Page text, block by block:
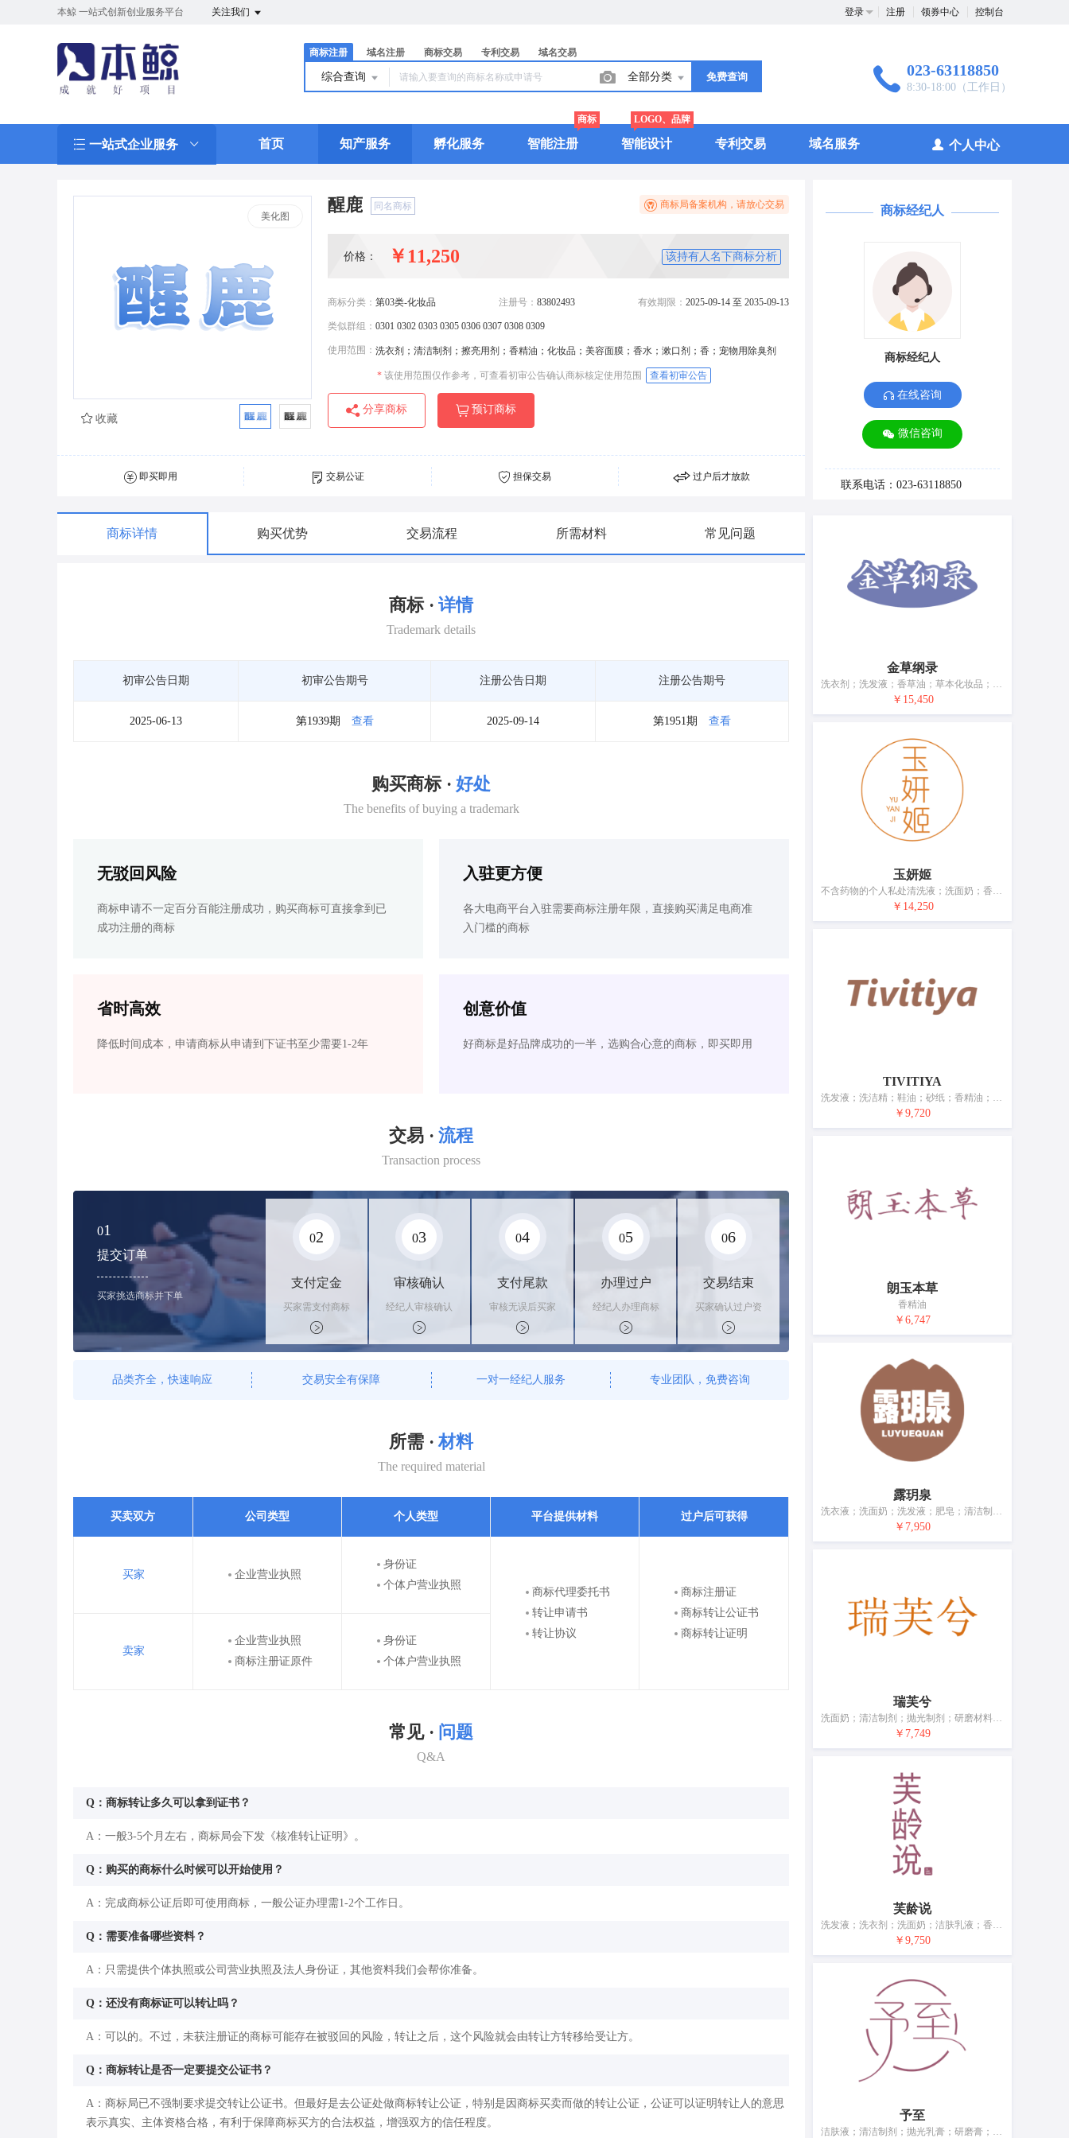
本鲸 一站式创新创业服务平台 关注我们 登录 注册 领券中心 控制台
商标注册 域名注册 商标交易 专利交易 域名交易
综合查询 全部分类 免费查询 023-63118850
8:30-18:00（工作日）
一站式企业服务 首页 知产服务 孵化服务 智能注册
商标
智能设计
LOGO、品牌
专利交易 域名服务 个人中心
美化图
醒鹿 同名商标 商标局备案机构，请放心交易
价格： ￥11,250 该持有人名下商标分析
商标分类： 第03类-化妆品 注册号： 83802493 有效期限： 2025-09-14 至 2035-09-13
类似群组： 0301 0302 0303 0305 0306 0307 0308 0309
使用范围： 洗衣剂；清洁制剂；擦亮用剂；香精油；化妆品；美容面膜；香水；漱口剂；香；宠物用除臭剂
* 该使用范围仅作参考，可查看初审公告确认商标核定使用范围 查看初审公告
分享商标 预订商标
收藏
即买即用 交易公证 担保交易 过户后才放款
商标详情 购买优势 交易流程 所需材料 常见问题
商标 · 详情
Trademark details
初审公告日期 初审公告期号 注册公告日期 注册公告期号
2025-06-13 第1939期 查看 2025-09-14 第1951期 查看
购买商标 · 好处
The benefits of buying a trademark
无驳回风险
商标申请不一定百分百能注册成功，购买商标可直接拿到已
成功注册的商标
入驻更方便
各大电商平台入驻需要商标注册年限，直接购买满足电商准
入门槛的商标
省时高效
降低时间成本，申请商标从申请到下证书至少需要1-2年
创意价值
好商标是好品牌成功的一半，选购合心意的商标，即买即用
交易 · 流程
Transaction process
01
提交订单
买家挑选商标并下单
02
支付定金
买家需支付商标
标价的10%的购
买订金
03
审核确认
经纪人审核确认
商标状态
04
支付尾款
审核无误后买家
支付尾款，卖家
办理相关手续
05
办理过户
经纪人办理商标
转让手续，交付
相关证书
06
交易结束
买家确认过户资
料后，平台解冻
资金支付卖家
品类齐全，快速响应 交易安全有保障 一对一经纪人服务 专业团队，免费咨询
所需 · 材料
The required material
买卖双方 公司类型 个人类型 平台提供材料 过户后可获得
买家 企业营业执照
身份证
个体户营业执照
商标代理委托书
转让申请书
转让协议
商标注册证
商标转让公证书
商标转让证明
卖家
企业营业执照
商标注册证原件
身份证
个体户营业执照
常见 · 问题
Q&A
Q：商标转让多久可以拿到证书？
A：一般3-5个月左右，商标局会下发《核准转让证明》。
Q：购买的商标什么时候可以开始使用？
A：完成商标公证后即可使用商标，一般公证办理需1-2个工作日。
Q：需要准备哪些资料？
A：只需提供个体执照或公司营业执照及法人身份证，其他资料我们会帮你准备。
Q：还没有商标证可以转让吗？
A：可以的。不过，未获注册证的商标可能存在被驳回的风险，转让之后，这个风险就会由转让方转移给受让方。
Q：商标转让是否一定要提交公证书？
A：商标局已不强制要求提交转让公证书。但最好是去公证处做商标转让公证，特别是因商标买卖而做的转让公证，公证可以证明转让人的意思
表示真实、主体资格合格，有利于保障商标买方的合法权益，增强双方的信任程度。
商标经纪人
商标经纪人
在线咨询
微信咨询
联系电话：023-63118850
金草纲录
洗衣剂；洗发液；香草油；草本化妆品；花露水；乌发乳；美容面膜；生发油；牙膏；非医用漱口剂
￥15,450
玉妍姬
不含药物的个人私处清洗液；洗面奶；香精油；化妆品；美容面膜；身体用护理膜；面部和身体护理用乳液；香水；美容凝胶；牙膏
￥14,250
TIVITIYA
洗发液；洗洁精；鞋油；砂纸；香精油；化妆品；牙膏；香木；动物用沐浴露（不含药物的清洁制剂）；空气芳香剂
￥9,720
朗玉本草
香精油
￥6,747
露玥泉
洗衣液；洗面奶；洗发液；肥皂；清洁制剂；香精油；化妆品；美容面膜；牙膏；香
￥7,950
瑞芙兮
洗面奶；清洁制剂；抛光制剂；研磨材料；香料；化妆品；牙膏；香；动物用化妆品
￥7,749
芙龄说
洗发液；洗衣剂；洗面奶；洁肤乳液；香皂；香精油；化妆品；祛斑霜；美容面膜；牙膏
￥9,750
予至
洁肤液；清洁制剂；抛光乳膏；研磨膏；个人用香精油；化妆品；化妆制剂；牙膏；沐浴用香草；动物用化妆品